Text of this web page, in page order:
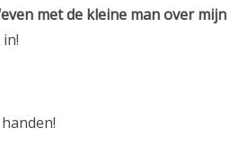
met de kleine man over mijn